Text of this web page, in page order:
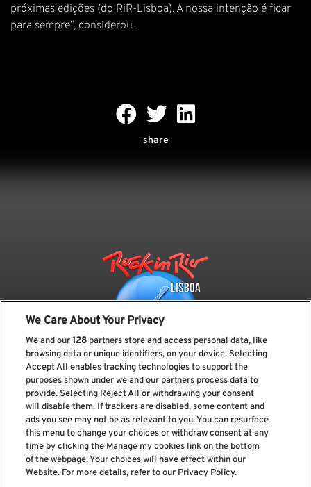
próximas edições (do RiR-Lisboa). A nossa intenção é ficar
para sempre”, considerou.
share
Subscreve a nossa newsletter
Li e aceito os Política de privacidade
We Care About Your Privacy
We and our128 partners store and access personal data, like
browsing data or unique identifiers, on your device. Selecting
Accept All enables tracking technologies to support the
purposes shown under we and our partners process data to
provide. Selecting Reject All or withdrawing your consent
will disable them. If trackers are disabled, some content and
ads you see may not be as relevant to you. You can resurface
this menu to change your choices or withdraw consent at any
time by clicking the Manage my cookies link on the bottom
of the webpage. Your choices will have effect within our
Website. For more details, refer to our Privacy Policy.